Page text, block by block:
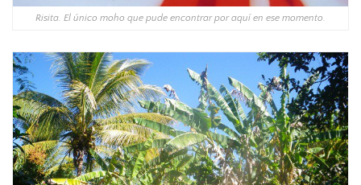
Risita. El único moho que pude encontrar por aquí en ese momento.